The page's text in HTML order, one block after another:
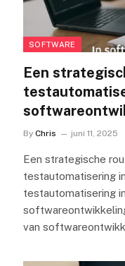
SOFTWARE
Een
By Chris juni 11, 2025
Een strategische
testautomatisering
testautomatisering
van